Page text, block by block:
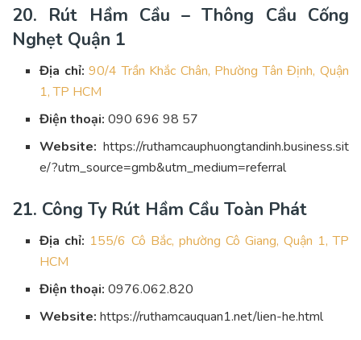
20. Rút Hầm Cầu – Thông Cầu Cống
Nghẹt Quận 1
Địa chỉ: 90/4 Trần Khắc Chân, Phường Tân Định, Quận
1, TP HCM
Điện thoại: 090 696 98 57
Website: https://ruthamcauphuongtandinh.business.sit
e/?utm_source=gmb&utm_medium=referral
21. Công Ty Rút Hầm Cầu Toàn Phát
Địa chỉ: 155/6 Cô Bắc, phường Cô Giang, Quận 1, TP
HCM
Điện thoại: 0976.062.820
Website: https://ruthamcauquan1.net/lien-he.html